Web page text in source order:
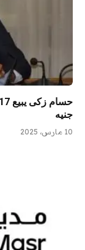
جنيه
10 مارس، 2025